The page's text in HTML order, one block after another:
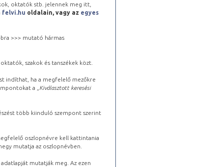
oktatók stb. jelennek meg itt,
felvi.hu oldalain, vagy az egyes
>>> mutató hármas
szakok és tanszékek közt.
indíthat, ha a megfelelő mezőkre
a „ Kiválasztott keresési
több kiinduló szempont szerint
oszlopnévre kell kattintania
mutatja az oszlopnévben.
mutatják meg. Az ezen